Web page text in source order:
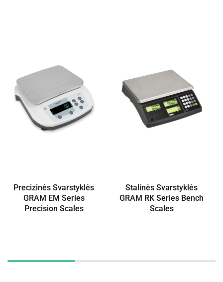
Precizinės Svarstyklės
GRAM EM Series
Precision Scales
Stalinės Svarstyklės
GRAM RK Series Bench
Scales